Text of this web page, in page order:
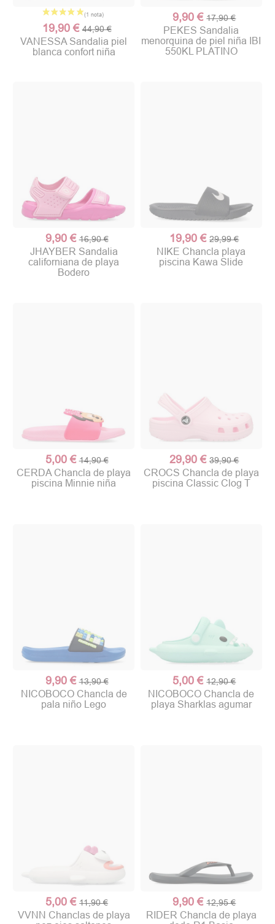
19,90 € 44,90 €
VANESSA Sandalia piel
blanca confort niña
9,90 € 17,90 €
PEKES Sandalia
menorquina de piel niña IBI
550KL PLATINO
9,90 € 16,90 €
JHAYBER Sandalia
californiana de playa
Bodero
19,90 € 29,99 €
NIKE Chancla playa
piscina Kawa Slide
5,00 € 14,90 €
CERDA Chancla de playa
piscina Minnie niña
29,90 € 39,90 €
CROCS Chancla de playa
piscina Classic Clog T
9,90 € 13,90 €
NICOBOCO Chancla de
pala niño Lego
5,00 € 12,90 €
NICOBOCO Chancla de
playa Sharklas agumar
5,00 € 11,90 €
VVNN Chanclas de playa
9,90 € 12,95 €
RIDER Chancla de playa